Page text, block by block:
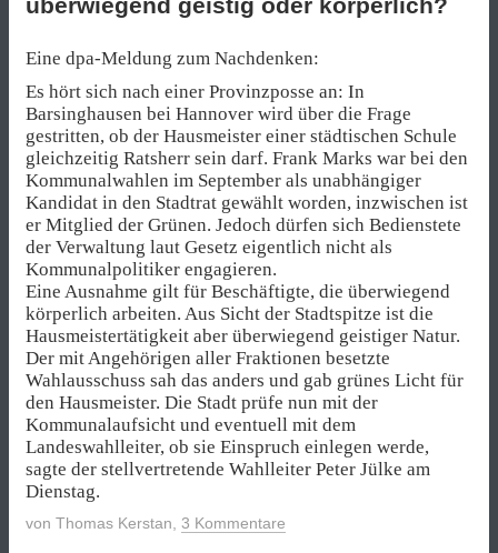
Eine dpa-Meldung zum Nachdenken:
Es hört sich nach einer Provinzposse an: In
Barsinghausen bei Hannover wird über die Frage
gestritten, ob der Hausmeister einer städtischen Schule
gleichzeitig Ratsherr sein darf. Frank Marks war bei den
Kommunalwahlen im September als unabhängiger
Kandidat in den Stadtrat gewählt worden, inzwischen ist
er Mitglied der Grünen. Jedoch dürfen sich Bedienstete
der Verwaltung laut Gesetz eigentlich nicht als
Kommunalpolitiker engagieren.
Eine Ausnahme gilt für Beschäftigte, die überwiegend
körperlich arbeiten. Aus Sicht der Stadtspitze ist die
Hausmeistertätigkeit aber überwiegend geistiger Natur.
Der mit Angehörigen aller Fraktionen besetzte
Wahlausschuss sah das anders und gab grünes Licht für
den Hausmeister. Die Stadt prüfe nun mit der
Kommunalaufsicht und eventuell mit dem
Landeswahlleiter, ob sie Einspruch einlegen werde,
sagte der stellvertretende Wahlleiter Peter Jülke am
Dienstag.
von Thomas Kerstan 3 Kommentare